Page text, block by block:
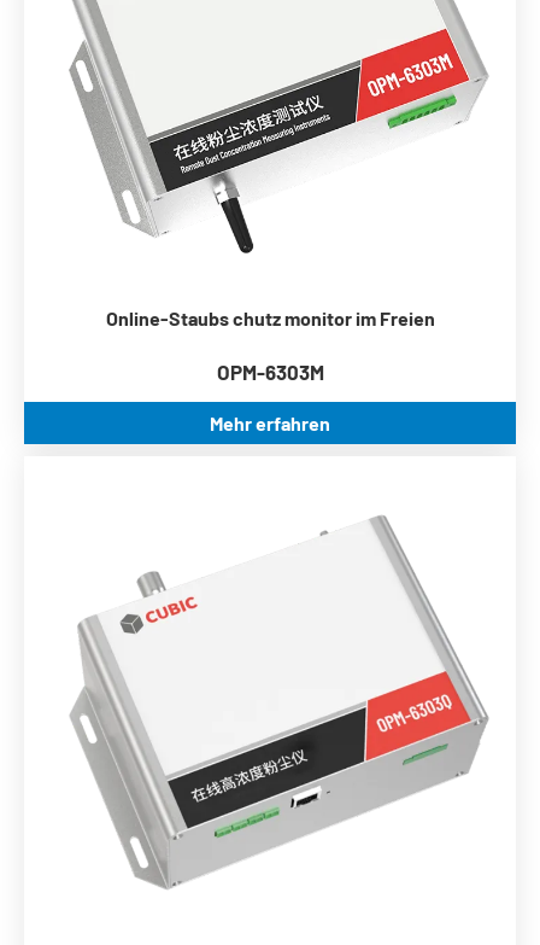
Breite Arbeits temperatur-30 ° c ~ 70
Kommunikation ModBus RS485
Online-Staubs chutz monitor im Freien
OPM-6303M
Mehr erfahren
Echtzeit-Überwachung von PM2.5, PM10 und TSP
0 ~ 1.000.000 μg/m³ Messbereich
Eingebauter Hochleistungs-Liner-Laser
Eingebautes Durchfluss raten kontroll system
Breite Arbeits temperatur-30 ° c ~ 70
Kommunikation ModBus RS485